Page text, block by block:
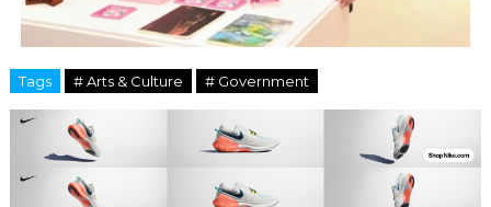
Tags # Arts & Culture # Government